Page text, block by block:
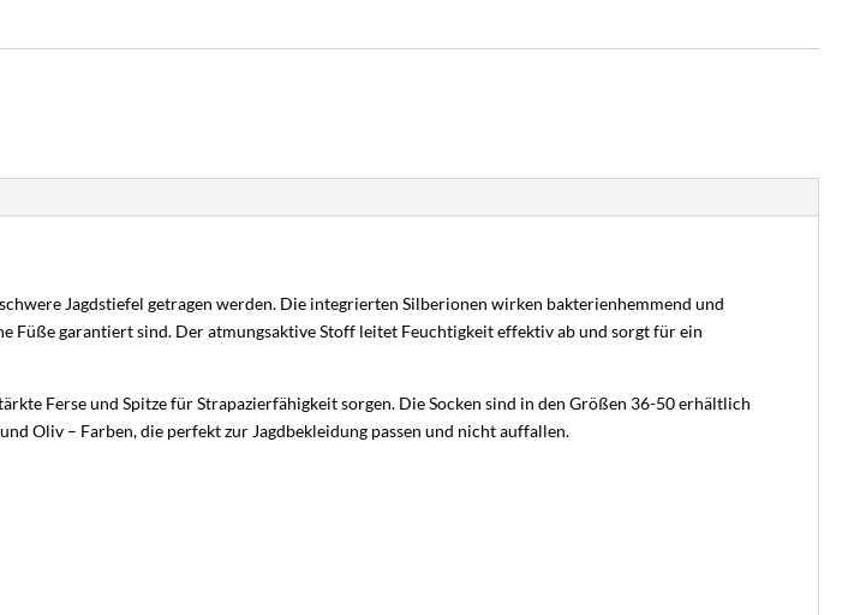
Jagdstiefel getragen werden. Die integrierten Silberionen wirken bakterienhemmend und
Füße garantiert sind. Der atmungsaktive Stoff leitet Feuchtigkeit effektiv ab und sorgt für ein
Ferse und Spitze für Strapazierfähigkeit sorgen. Die Socken sind in den Größen 36-50 erhältlich
Oliv – Farben, die perfekt zur Jagdbekleidung passen und nicht auffallen.